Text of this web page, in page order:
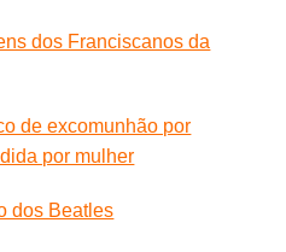
dos Franciscanos da
de excomunhão por
por mulher
dos Beatles